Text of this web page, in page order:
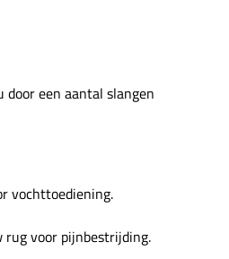
een aantal slangen
vochttoediening.
rug voor pijnbestrijding.